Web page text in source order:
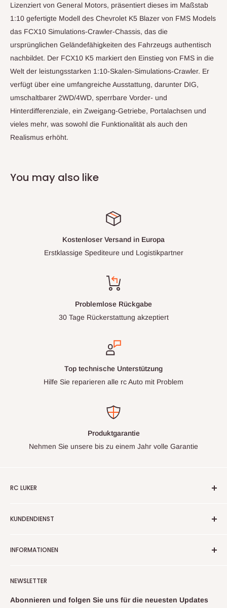
Lizenziert von General Motors, präsentiert dieses im Maßstab
1:10 gefertigte Modell des Chevrolet K5 Blazer von FMS Models
das FCX10 Simulations-Crawler-Chassis, das die
ursprünglichen Geländefähigkeiten des Fahrzeugs authentisch
nachbildet. Der FCX10 K5 markiert den Einstieg von FMS in die
Welt der leistungsstarken 1:10-Skalen-Simulations-Crawler. Er
verfügt über eine umfangreiche Ausstattung, darunter DIG,
umschaltbarer 2WD/4WD, sperrbare Vorder- und
Hinterdifferenziale, ein Zweigang-Getriebe, Portalachsen und
vieles mehr, was sowohl die Funktionalität als auch den
Realismus erhöht.
You may also like
Kostenloser Versand in Europa
Erstklassige Spediteure und Logistikpartner
Problemlose Rückgabe
30 Tage Rückerstattung akzeptiert
Top technische Unterstützung
Hilfe Sie reparieren alle rc Auto mit Problem
Produktgarantie
Nehmen Sie unsere bis zu einem Jahr volle Garantie
RC LUKER
Entdecken Sie innovative Technologie und erstklassige
KUNDENDIENST
FAQ
INFORMATIONEN
Rückgaberecht
Nutzungsbedingungen
NEWSLETTER
Abonnieren und folgen Sie uns für die neuesten Updates